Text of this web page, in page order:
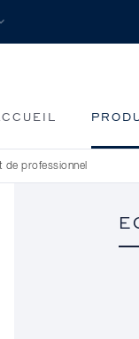
de professionnel